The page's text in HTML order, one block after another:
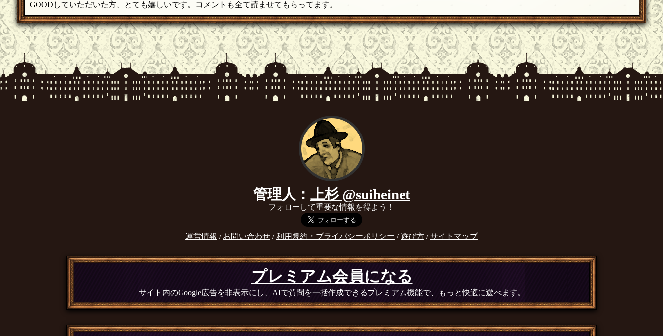
GOODしていただいた方、とても嬉しいです。コメントも全て読ませてもらってます。
管理人： 上杉 @suiheinet
フォローして重要な情報を得よう！
運営情報 / お問い合わせ /利用規約・プライバシーポリシー /遊び方 /サイトマップ
プレミアム会員になる
サイト内のGoogle広告を非表示にし、AIで質問を一括作成できるプレミアム機能で、もっと快適に遊べます。